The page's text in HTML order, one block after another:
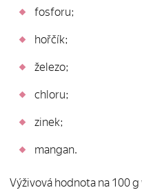
fosforu;
hořčík;
železo;
chloru;
zinek;
mangan.
Výživová hodnota na 100